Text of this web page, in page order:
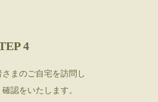
4
まのご自宅を訪問し
認をいたします。